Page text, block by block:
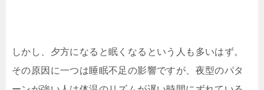
しかし、夕方になると眠くなるという人も多いはず。
その原因に一つは睡眠不足の影響ですが、夜型のパタ